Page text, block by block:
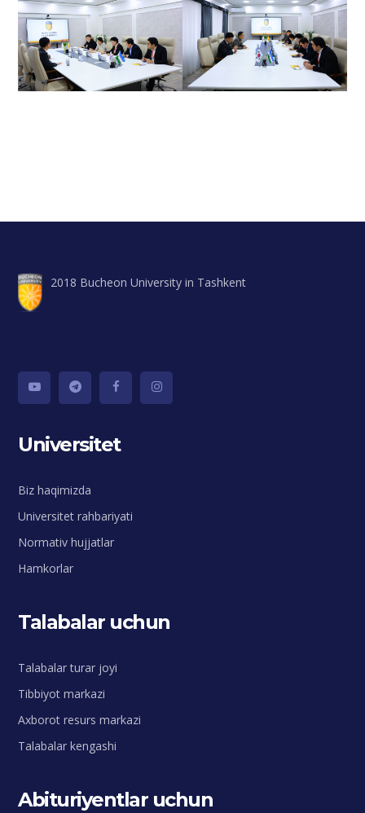
2018 Bucheon University in Tashkent
Universitet
Biz haqimizda
Universitet rahbariyati
Normativ hujjatlar
Hamkorlar
Talabalar uchun
Talabalar turar joyi
Tibbiyot markazi
Axborot resurs markazi
Talabalar kengashi
Abituriyentlar uchun